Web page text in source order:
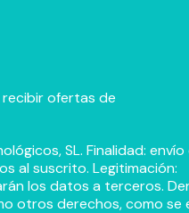
ofertas de
SL. Finalidad: envío
al suscrito. Legitimación:
los datos a terceros.
otros derechos, como se